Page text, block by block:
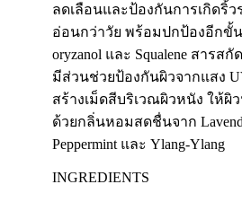
ลดเลือนและป้องกันการเกิดริ้ว
อ่อนกว่าวัย พร้อมปกป้องอีกขั้น
oryzanol และ Squalene สารสกั
มีส่วนช่วยป้องกันผิวจากแสง
สร้างเม็ดสีบริเวณผิวหนัง ให้
ด้วยกลิ่นหอมสดชื่นจาก
Peppermint และ Ylang-Ylang
INGREDIENTS